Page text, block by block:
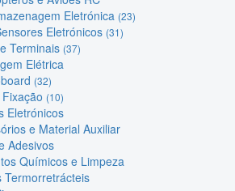
Eletrónica (23)
Eletrónicos (31)
Terminais (37)
Elétrica
(32)
(10)
Eletrónicos
e Material Auxiliar
Adesivos
Químicos e Limpeza
Termorretrácteis